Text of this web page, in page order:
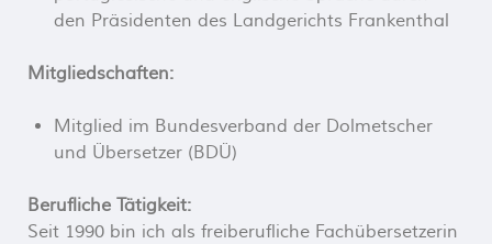
den Präsidenten des Landgerichts Frankenthal
Mitgliedschaften:
Mitglied im Bundesverband der Dolmetscher
und Übersetzer (BDÜ)
Berufliche Tätigkeit:
Seit 1990 bin ich als freiberufliche Fachübersetzerin